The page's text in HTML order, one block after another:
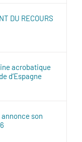
DU RECOURS
acrobatique
d’Espagne
son